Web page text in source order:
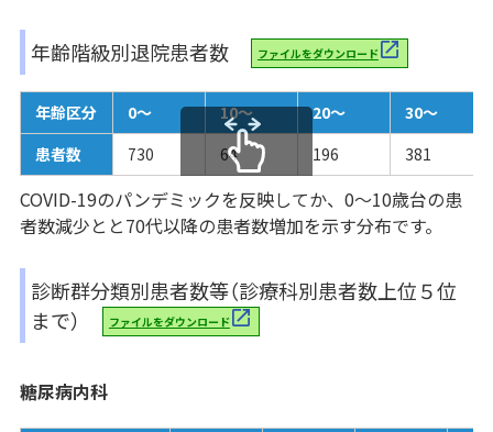
年齢階級別退院患者数 ファイルをダウンロード
年齢区分 0～ 10～ 20～
30～
患者数
730 64 196 381
COVID-19のパンデミックを反映してか、0～10歳台の患
者数減少とと70代以降の患者数増加を示す分布です。
診断群分類別患者数等（診療科別患者数上位５位
まで）
ファイルをダウンロード
糖尿病内科